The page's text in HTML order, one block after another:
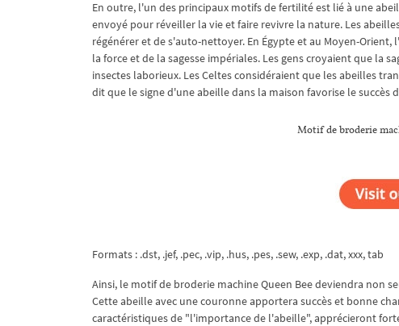
En outre, l'un des principaux motifs de fertilité est lié à une
envoyé pour réveiller la vie et faire revivre la nature. Les
régénérer et de s'auto-nettoyer. En Égypte et au Moyen-
la force et de la sagesse impériales. Les gens croyaient que la
insectes laborieux. Les Celtes considéraient que les abeilles
dit que le signe d'une abeille dans la maison favorise le succès
Motif de broderie
Formats : .dst, .jef, .pec, .vip, .hus, .pes, .sew, .exp, .dat, xxx, tab
Ainsi, le motif de broderie machine Queen Bee deviendra non
Cette abeille avec une couronne apportera succès et bonne
caractéristiques de "l'importance de l'abeille", apprécieront